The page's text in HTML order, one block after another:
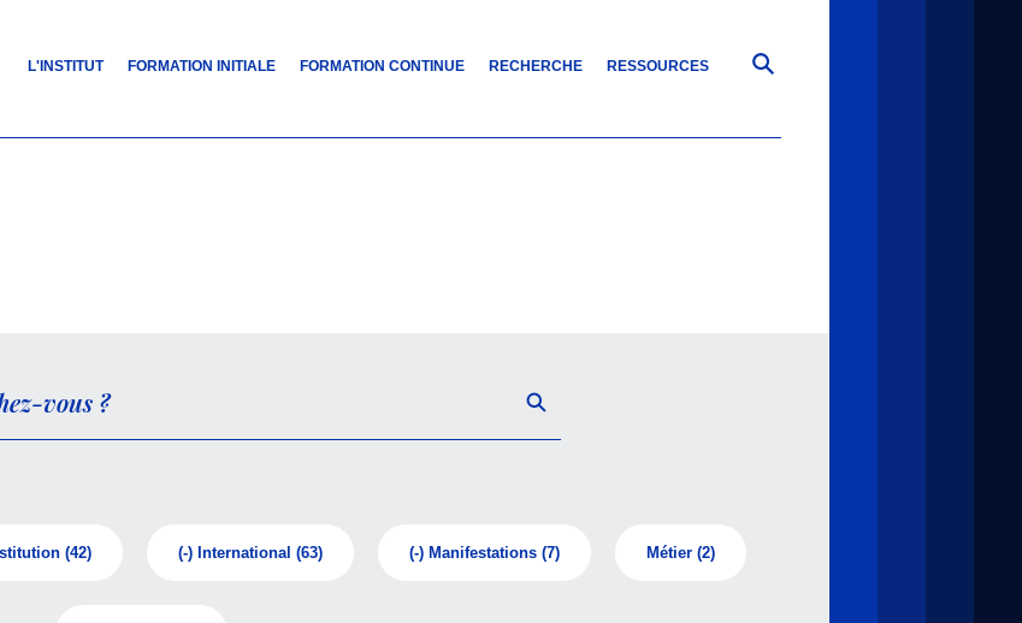
L'INSTITUT FORMATION INITIALE FORMATION CONTINUE RECHERCHE RESSOURCES
(42) (-) International (63) (-) Manifestations (7) Métier (2)